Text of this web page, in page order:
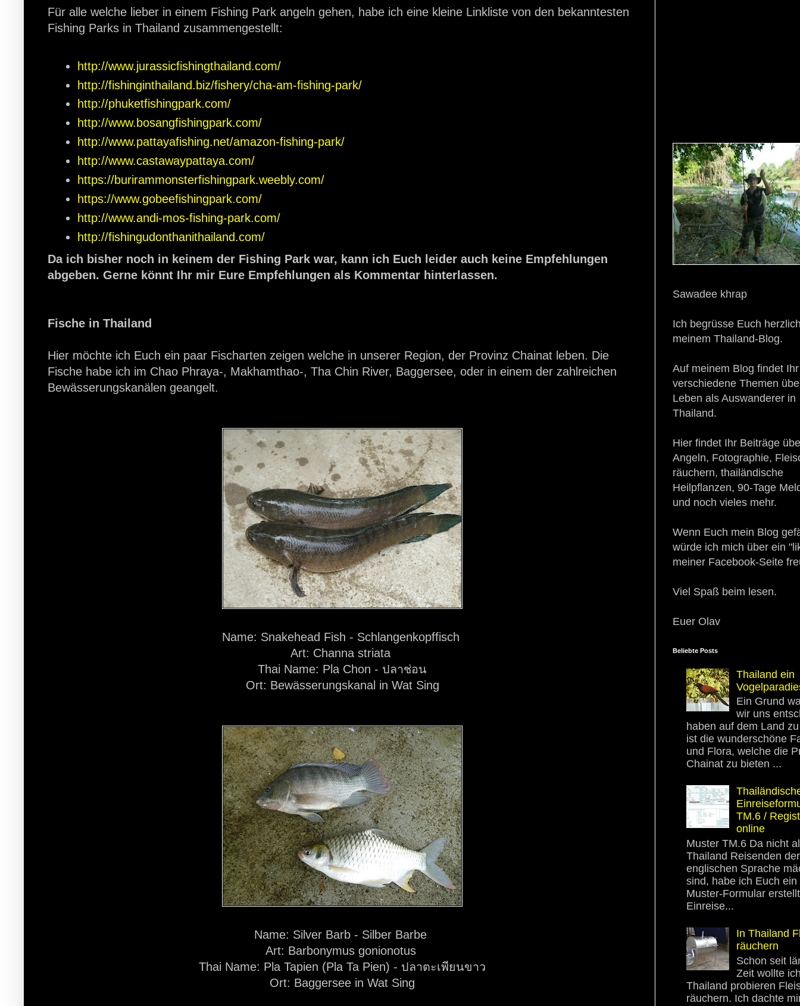
Für alle welche lieber in einem Fishing Park angeln gehen, habe ich eine kleine Linkliste von den bekanntesten
Fishing Parks in Thailand zusammengestellt:
http://www.jurassicfishingthailand.com/
http://fishinginthailand.biz/fishery/cha-am-fishing-park/
http://phuketfishingpark.com/
http://www.bosangfishingpark.com/
http://www.pattayafishing.net/amazon-fishing-park/
http://www.castawaypattaya.com/
https://burirammonsterfishingpark.weebly.com/
https://www.gobeefishingpark.com/
http://www.andi-mos-fishing-park.com/
http://fishingudonthanithailand.com/
Da ich bisher noch in keinem der Fishing Park war, kann ich Euch leider auch keine Empfehlungen
abgeben. Gerne könnt Ihr mir Eure Empfehlungen als Kommentar hinterlassen.
Fische in Thailand
Hier möchte ich Euch ein paar Fischarten zeigen welche in unserer Region, der Provinz Chainat leben. Die
Fische habe ich im Chao Phraya-, Makhamthao-, Tha Chin River, Baggersee, oder in einem der zahlreichen
Bewässerungskanälen geangelt.
Name: Snakehead Fish - Schlangenkopffisch
Art: Channa striata
Thai Name: Pla Chon - ปลาช่อน
Ort: Bewässerungskanal in Wat Sing
Name: Silver Barb - Silber Barbe
Art: Barbonymus gonionotus
Thai Name: Pla Tapien (Pla Ta Pien) - ปลาตะเพียนขาว
Ort: Baggersee in Wat Sing
Sawadee khrap
Ich begrüsse Euch
meinem Thailand-Blog.
Auf meinem Blog findet Ihr
verschiedene Themen
Leben als Auswanderer in
Thailand.
Hier findet Ihr Beiträge
Angeln, Fotographie,
räuchern, thailändische
Heilpflanzen, 90-Tage
und noch vieles mehr.
Wenn Euch mein Blog
würde ich mich über ein
meiner Facebook-Seite
Viel Spaß beim lesen.
Euer Olav
Beliebte Posts
Thailand ein
Ein Grund
wir uns
haben auf dem Land
ist die wunderschöne
und Flora, welche die
Chainat zu bieten ...
TM.6 /
online
Muster TM.6 Da nicht
Thailand Reisenden der
englischen Sprache
sind, habe ich Euch ein
Muster-Formular
Einreise...
In Thailand
räuchern
Schon seit
Zeit wollte
Thailand probieren
räuchern. Ich dachte